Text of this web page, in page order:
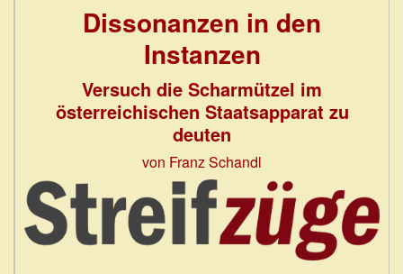
Dissonanzen in den
Instanzen
Versuch die Scharmützel im
österreichischen Staatsapparat zu
deuten
von Franz Schandl